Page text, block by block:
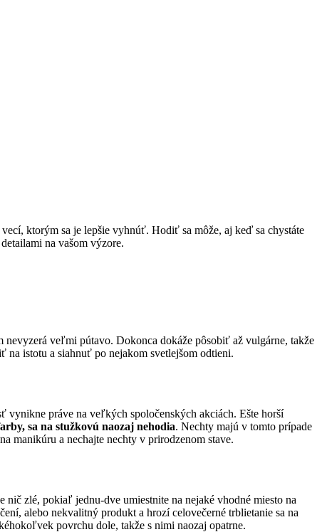
ktorým sa je lepšie vyhnúť. Hodiť sa môže, aj keď sa chystáte
na vašom výzore.
nevyzerá veľmi pútavo. Dokonca dokáže pôsobiť až vulgárne, takže
na istotu a siahnuť po nejakom svetlejšom odtieni.
vynikne práve na veľkých spoločenských akciách. Ešte horší
sa na stužkovú naozaj nehodia. Nechty majú v tomto prípade
manikúru a nechajte nechty v prirodzenom stave.
zlé, pokiaľ jednu-dve umiestnite na nejaké vhodné miesto na
alebo nekvalitný produkt a hrozí celovečerné trblietanie sa na
povrchu dole, takže s nimi naozaj opatrne.